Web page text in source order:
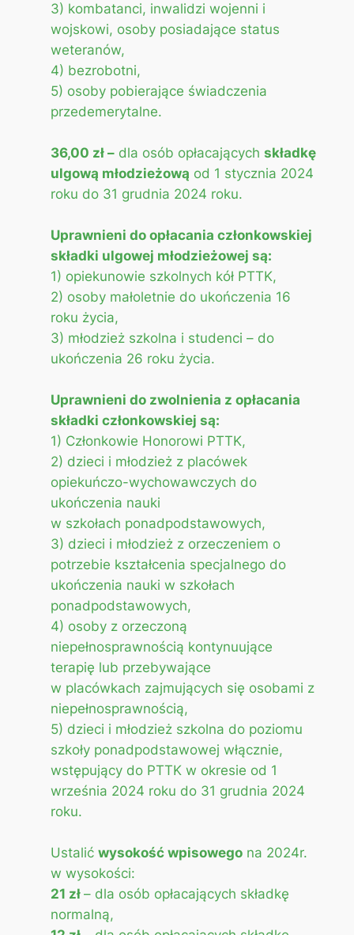
3) kombatanci, inwalidzi wojenni i
wojskowi, osoby posiadające status
weteranów,
4) bezrobotni,
5) osoby pobierające świadczenia
przedemerytalne.
36,00 zł – dla osób opłacających składkę
ulgową młodzieżową od 1 stycznia 2024
roku do 31 grudnia 2024 roku.
Uprawnieni do opłacania członkowskiej
składki ulgowej młodzieżowej są:
1) opiekunowie szkolnych kół PTTK,
2) osoby małoletnie do ukończenia 16
roku życia,
3) młodzież szkolna i studenci – do
ukończenia 26 roku życia.
Uprawnieni do zwolnienia z opłacania
składki członkowskiej są:
1) Członkowie Honorowi PTTK,
2) dzieci i młodzież z placówek
opiekuńczo-wychowawczych do
ukończenia nauki
w szkołach ponadpodstawowych,
3) dzieci i młodzież z orzeczeniem o
potrzebie kształcenia specjalnego do
ukończenia nauki w szkołach
ponadpodstawowych,
4) osoby z orzeczoną
niepełnosprawnością kontynuujące
terapię lub przebywające
w placówkach zajmujących się osobami z
niepełnosprawnością,
5) dzieci i młodzież szkolna do poziomu
szkoły ponadpodstawowej włącznie,
wstępujący do PTTK w okresie od 1
września 2024 roku do 31 grudnia 2024
roku.
Ustalić wysokość wpisowego na 2024r.
w wysokości:
21 zł – dla osób opłacających składkę
normalną,